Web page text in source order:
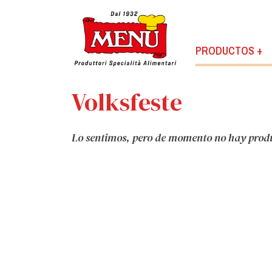
PRODUCTOS +
Volksfeste
Lo sentimos, pero de momento no hay